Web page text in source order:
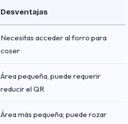
Desventajas
Necesitas acceder al forro para
coser
Área pequeña, puede requerir
reducir el QR
Área más pequeña; puede rozar